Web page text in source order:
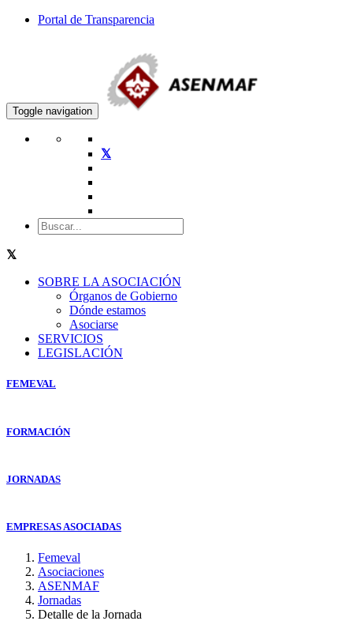
Portal de Transparencia
Toggle navigation
SOBRE LA ASOCIACIÓN
Órganos de Gobierno
Dónde estamos
Asociarse
SERVICIOS
LEGISLACIÓN
FEMEVAL
FORMACIÓN
JORNADAS
EMPRESAS ASOCIADAS
Femeval
Asociaciones
ASENMAF
Jornadas
Detalle de la Jornada